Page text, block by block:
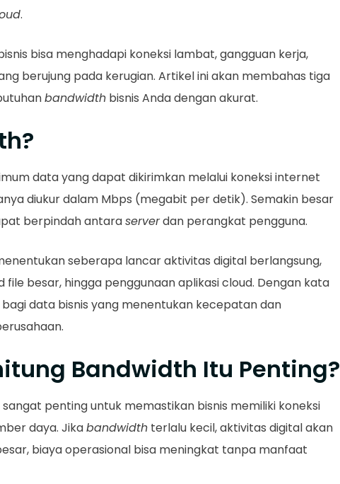
.
bisa menghadapi koneksi lambat, gangguan kerja,
berujung pada kerugian. Artikel ini akan membahas tiga
bandwidth bisnis Anda dengan akurat.
data yang dapat dikirimkan melalui koneksi internet
diukur dalam Mbps (megabit per detik). Semakin besar
berpindah antaraserverdan perangkat pengguna.
seberapa lancar aktivitas digital berlangsung,
besar, hingga penggunaan aplikasi cloud. Dengan kata
bagi data bisnis yang menentukan kecepatan dan
Bandwidth Itu Penting?
sangat penting untuk memastikan bisnis memiliki koneksi
daya. Jikabandwidth terlalu kecil, aktivitas digital akan
biaya operasional bisa meningkat tanpa manfaat